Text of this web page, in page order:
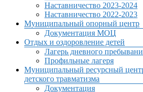
Наставничество 2023-2024
Наставничество 2022-2023
Муниципальный опорный центр
Документация МОЦ
Отдых и оздоровление детей
Лагерь дневного
Профильные лагеря
Муниципальный ресурсный
детского травматизма
Документация